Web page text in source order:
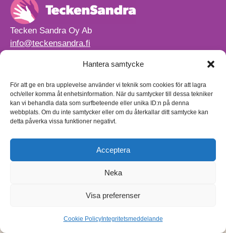
Hantera samtycke
För att ge en bra upplevelse använder vi teknik som cookies för att lagra
och/eller komma åt enhetsinformation. När du samtycker till dessa tekniker
kan vi behandla data som surfbeteende eller unika ID:n på denna
webbplats. Om du inte samtycker eller om du återkallar ditt samtycke kan
detta påverka vissa funktioner negativt.
Acceptera
Neka
Visa preferenser
Cookie PolicyIntegritetsmeddelande
Tecken Sandra Oy Ab
info@teckensandra.fi
Vårt verksamhetsutrymme HÖRNAN ligger i Sibbo.
Torpvägen 9 B 13,
01150 Söderkulla
Beställnings- och leveransvillkor
Sekretesspolicy